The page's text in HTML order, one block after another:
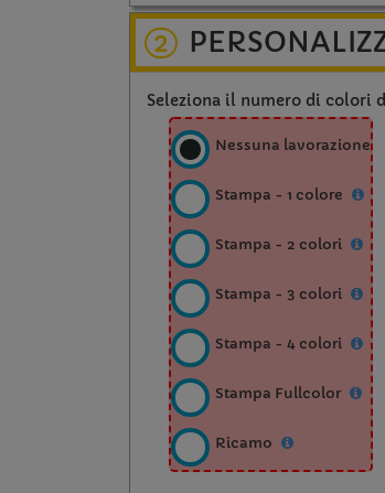
2
Seleziona il numero di colori
Nessuna lavorazione
Stampa - 1 colore
Stampa - 2 colori
Stampa - 3 colori
Stampa - 4 colori
Stampa Fullcolor
Ricamo